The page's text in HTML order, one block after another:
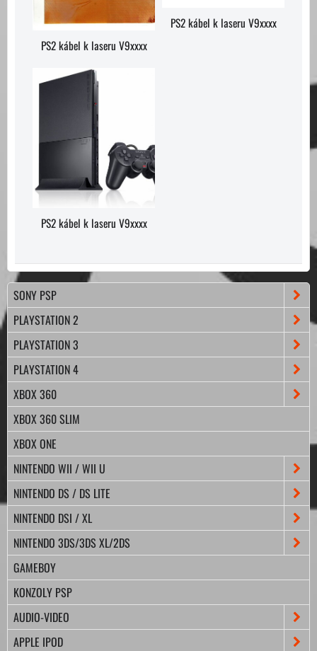
PS2 kábel k laseru V9xxxx
PS2 kábel k laseru V9xxxx
PS2 kábel k laseru V9xxxx
SONY PSP
PLAYSTATION 2
PLAYSTATION 3
PLAYSTATION 4
XBOX 360
XBOX 360 SLIM
XBOX ONE
NINTENDO WII / WII U
NINTENDO DS / DS LITE
NINTENDO DSI / XL
NINTENDO 3DS/3DS XL/2DS
GAMEBOY
KONZOLY PSP
AUDIO-VIDEO
APPLE IPOD